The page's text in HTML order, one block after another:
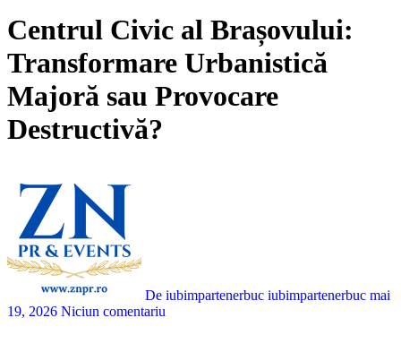
Centrul Civic al Brașovului:
Transformare Urbanistică
Majoră sau Provocare
Destructivă?
De iubimpartenerbuc iubimpartenerbuc mai
19, 2026 Niciun comentariu